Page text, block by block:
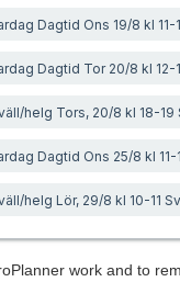
Dagtid Ons 19/8 kl 11-
Dagtid Tor 20/8 kl
helg Tors, 20/8 kl 18-19
Dagtid Ons 25/8 kl 11-
helg Lör, 29/8 kl 10-11
work and to